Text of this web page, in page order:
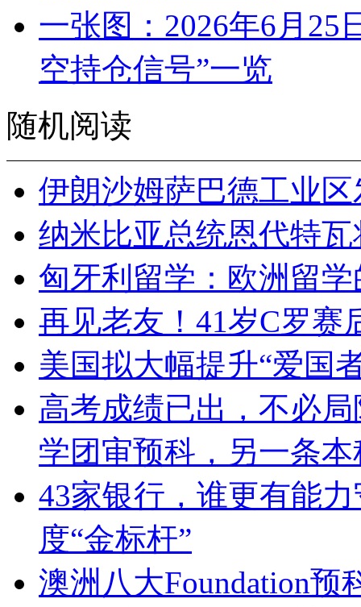
一张图：2026年6月25
空持仓信号”一览
随机阅读
伊朗沙姆萨巴德工业
纳米比亚总统恩代特
匈牙利留学：欧洲留
再见老友！41岁C罗赛
美国拟大幅提升“爱国
高考成绩已出，不必
学团审预科，另一条
43家银行，谁更有能
度“金标杆”
澳洲八大Foundation预